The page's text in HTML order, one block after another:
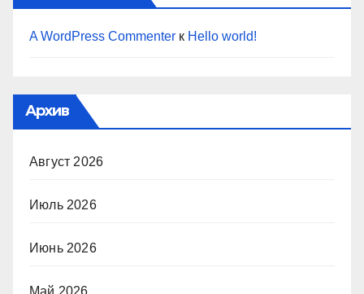
A WordPress Commenter к Hello world!
Архив
Август 2026
Июль 2026
Июнь 2026
Май 2026